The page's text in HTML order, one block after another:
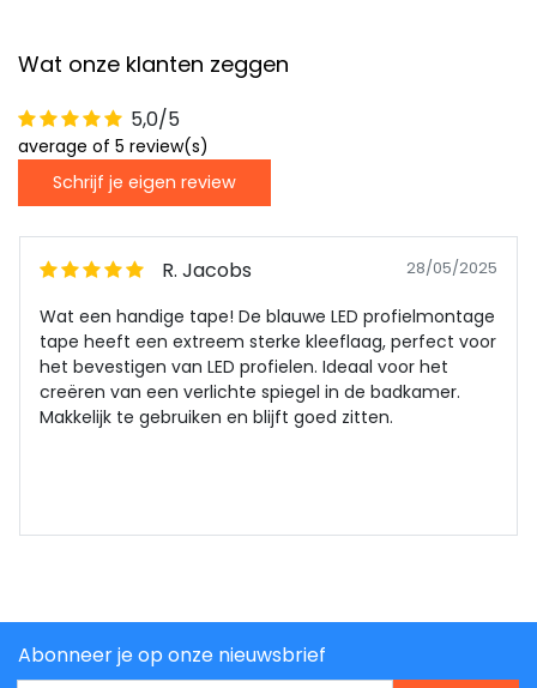
Wat onze klanten zeggen
5,0/5
average of 5 review(s)
Schrijf je eigen review
R. Jacobs 28/05/2025
Wat een handige tape! De blauwe LED profielmontage
tape heeft een extreem sterke kleeflaag, perfect voor
het bevestigen van LED profielen. Ideaal voor het
creëren van een verlichte spiegel in de badkamer.
Makkelijk te gebruiken en blijft goed zitten.
Abonneer je op onze nieuwsbrief